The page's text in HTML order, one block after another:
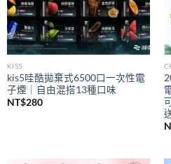
KIS5
kis5哇酷拋棄式6500口一次性電
子煙｜自由混搭13種口味
NT$280